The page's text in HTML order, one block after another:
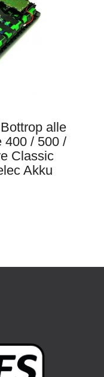
alle
400 / 500 /
Classic
Akku